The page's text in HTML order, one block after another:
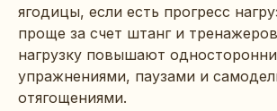
ягодицы, если есть прогресс
проще за счет штанг и
нагрузку повышают
упражнениями, паузами и
отягощениями.